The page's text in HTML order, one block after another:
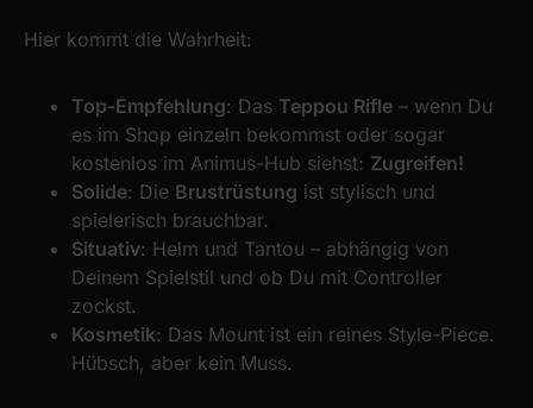
Hier kommt die Wahrheit:
Top-Empfehlung: Das Teppou Rifle – wenn Du
es im Shop einzeln bekommst oder sogar
kostenlos im Animus-Hub siehst: Zugreifen!
Solide: Die Brustrüstung ist stylisch und
spielerisch brauchbar.
Situativ: Helm und Tantou – abhängig von
Deinem Spielstil und ob Du mit Controller
zockst.
Kosmetik: Das Mount ist ein reines Style-Piece.
Hübsch, aber kein Muss.